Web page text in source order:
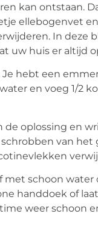
kan ontstaan.
ellebogenvet
In deze
uw huis er altijd
hebt een
en voeg 1/2
de oplossing en
van het
schoon water
handdoek of
weer schoon